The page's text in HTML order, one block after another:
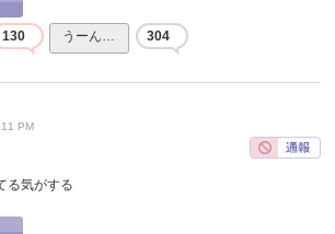
130 うーん… 304
PM
る気がする